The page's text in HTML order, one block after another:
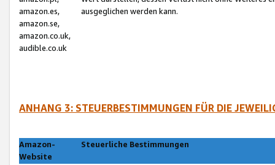
amazon.es,
amazon.se,
amazon.co.uk,
audible.co.uk
ausgeglichen werden kann.
ANHANG 3: STEUERBESTIMMUNGEN FÜR DIE
Amazon-
Website
Steuerliche Bestimmungen